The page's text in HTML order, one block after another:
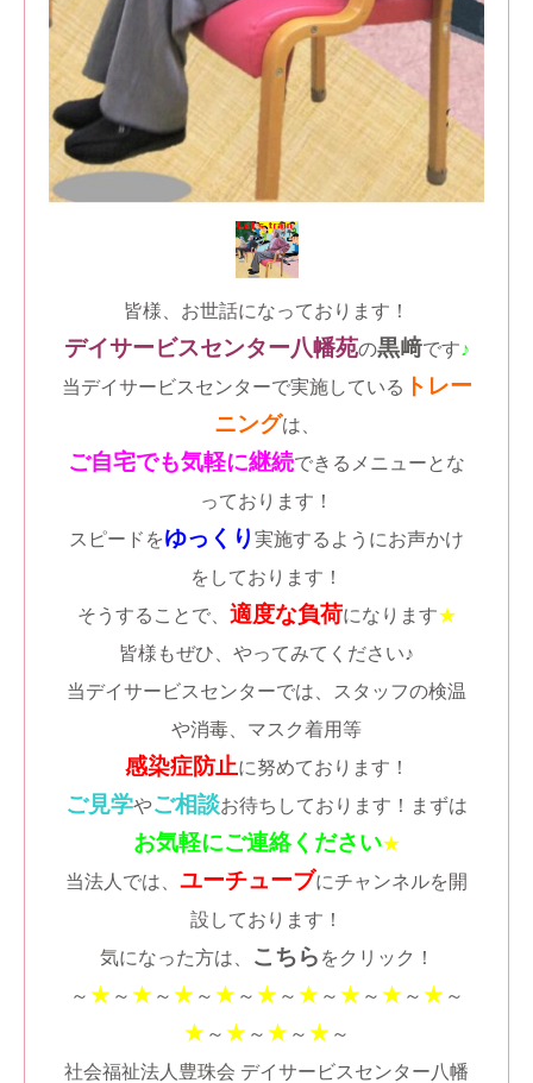
皆様、お世話になっております！
デイサービスセンター八幡苑の黒﨑です♪
当デイサービスセンターで実施している トレー
ニングは、
ご自宅でも気軽に継続できるメニューとな
っております！
スピードをゆっくり 実施するようにお声かけ
をしております！
そうすることで、 適度な負荷になります★
皆様もぜひ、やってみてください♪
当デイサービスセンターでは、スタッフの検温
や消毒、マスク着用等
感染症防止に努めております！
ご見学やご相談お待ちしております！まずは
お気軽にご連絡ください★
当法人では、 ユーチューブにチャンネルを開
設しております！
気になった方は、
こちら をクリック！
～ ★ ～ ★ ～ ★ ～ ★ ～ ★ ～ ★ ～ ★ ～ ★ ～ ★ ～
★ ～ ★ ～ ★ ～ ★ ～
社会福祉法人豊珠会 デイサービスセンター八幡